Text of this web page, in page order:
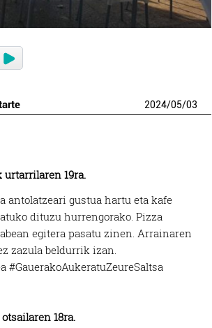
2024/05/03
urtarrilaren 19ra.
antolatzeari gustua hartu eta kafe
dituzu hurrengorako. Pizza
egitera pasatu zinen. Arrainaren
zazula beldurrik izan.
#GauerakoAukeratuZeureSaltsa
18ra.